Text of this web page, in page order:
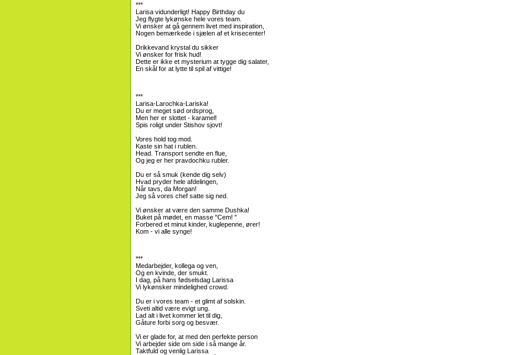
***
Larisa vidunderligt! Happy Birthday du
Jeg flygte lykønske hele vores team.
Vi ønsker at gå gennem livet med inspiration,
Nogen bemærkede i sjælen af ​​et krisecenter!
Drikkevand krystal du sikker
Vi ønsker for frisk hud!
Dette er ikke et mysterium at tygge dig salater,
En skål for at lytte til spil af vittige!
***
Larisa-Larochka-Lariska!
Du er meget sød ordsprog,
Men her er slottet - karamel!
Spis roligt under Stishov sjovt!
Vores hold tog mod.
Kaste sin hat i rublen.
Head. Transport sendte en flue,
Og jeg er her pravdochku rubler.
Du er så smuk (kende dig selv)
Hvad pryder hele afdelingen,
Når tavs, da Morgan!
Jeg så vores chef satte sig ned.
Vi ønsker at være den samme Dushka!
Buket på mødet, en masse "Cem! "
Forbered et minut kinder, kuglepenne, ører!
Kom - vi alle synge!
***
Medarbejder, kollega og ven,
Og en kvinde, der smukt.
I dag, på hans fødselsdag Larissa
Vi lykønsker mindelighed crowd.
Du er i vores team - et glimt af solskin.
Sveti altid være evigt ung.
Lad alt i livet kommer let til dig,
Gåture forbi sorg og besvær.
Vi er glade for, at med den perfekte person
Vi arbejder side om side i så mange år.
Taktfuld og venlig Larissa